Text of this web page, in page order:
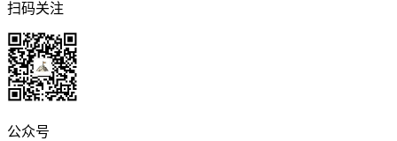
扫码关注
公众号